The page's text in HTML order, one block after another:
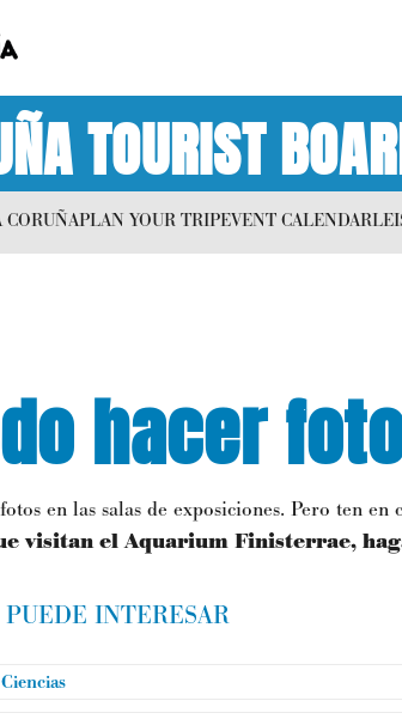
TOURIST
PLAN YOUR TRIPEVENT CALENDAR
hacer
en las salas de exposiciones. Pero ten
visitan el Aquarium Finisterrae,
INTERESAR